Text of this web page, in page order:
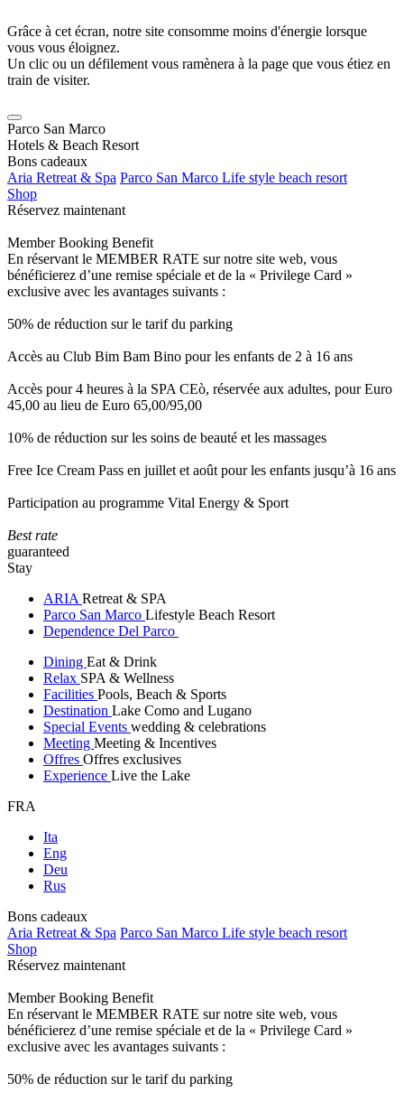
Grâce à cet écran, notre site consomme moins d'énergie lorsque
vous vous éloignez.
Un clic ou un défilement vous ramènera à la page que vous étiez en
train de visiter.
Parco San Marco
Hotels & Beach Resort
Bons cadeaux
Aria Retreat & Spa Parco San Marco Life style beach resort
Shop
Réservez maintenant
Member Booking Benefit
En réservant le MEMBER RATE sur notre site web, vous
bénéficierez d’une remise spéciale et de la « Privilege Card »
exclusive avec les avantages suivants :
50% de réduction sur le tarif du parking
Accès au Club Bim Bam Bino pour les enfants de 2 à 16 ans
Accès pour 4 heures à la SPA CEò, réservée aux adultes, pour Euro
45,00 au lieu de Euro 65,00/95,00
10% de réduction sur les soins de beauté et les massages
Free Ice Cream Pass en juillet et août pour les enfants jusqu’à 16 ans
Participation au programme Vital Energy & Sport
Best rate
guaranteed
Stay
ARIA Retreat & SPA
Parco San Marco Lifestyle Beach Resort
Dependence Del Parco
Dining Eat & Drink
Relax SPA & Wellness
Facilities Pools, Beach & Sports
Destination Lake Como and Lugano
Special Events wedding & celebrations
Meeting Meeting & Incentives
Offres Offres exclusives
Experience Live the Lake
FRA
Ita
Eng
Deu
Rus
Bons cadeaux
Aria Retreat & Spa Parco San Marco Life style beach resort
Shop
Réservez maintenant
Member Booking Benefit
En réservant le MEMBER RATE sur notre site web, vous
bénéficierez d’une remise spéciale et de la « Privilege Card »
exclusive avec les avantages suivants :
50% de réduction sur le tarif du parking